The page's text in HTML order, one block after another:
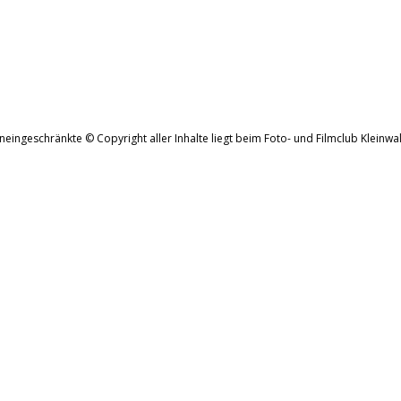
© Copyright aller Inhalte liegt beim Foto- und Filmclub